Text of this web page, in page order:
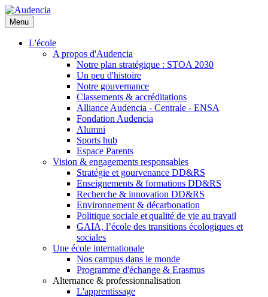
Aller
au
contenu
principal
Menu
L'école
A propos d'Audencia
Notre plan stratégique : STOA 2030
Un peu d'histoire
Notre gouvernance
Classements & accréditations
Alliance Audencia - Centrale - ENSA
Fondation Audencia
Alumni
Sports hub
Espace Parents
Vision & engagements responsables
Stratégie et gourvenance DD&RS
Enseignements & formations DD&RS
Recherche & innovation DD&RS
Environnement & décarbonation
Politique sociale et qualité de vie au travail
GAIA, l’école des transitions écologiques et
sociales
Une école internationale
Nos campus dans le monde
Programme d'échange & Erasmus
Alternance & professionnalisation
L'apprentissage